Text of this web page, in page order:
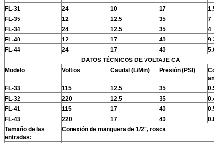
FL-31
24 10 17
1.5
FL-35
12 12.5 35
7
FL-34
24 12.5 35
4
FL-40
12 17 40
9.2
FL-44
24 17 40
5.6
DATOS TÉCNICOS DE VOLTAJE CA
Modelo
Voltios Caudal (L/Min) Presión (PSI)
FL-33
115 12.5 35
0.5
FL-32
220 12.5 35
0.4
FL-41
115 17 40
0.5
FL-43
220 17 40
0.8
Tamaño de las
entradas:
Conexión de manguera de 1/2'', rosca